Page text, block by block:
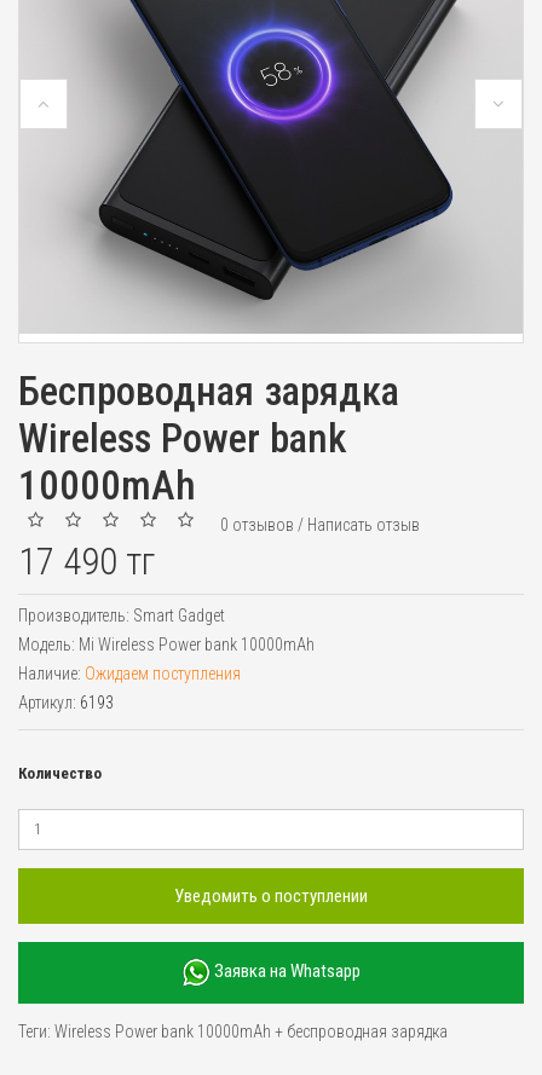
Беспроводная зарядка
Wireless Power bank
10000mAh
0 отзывов / Написать отзыв
17 490 тг
Производитель: Smart Gadget
Модель: Mi Wireless Power bank 10000mAh
Наличие: Ожидаем поступления
Артикул: 6193
Количество
Уведомить о поступлении
Заявка на Whatsapp
Теги: Wireless Power bank 10000mAh + беспроводная зарядка